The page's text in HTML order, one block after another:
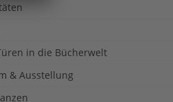
in die Bücherwelt
& Ausstellung